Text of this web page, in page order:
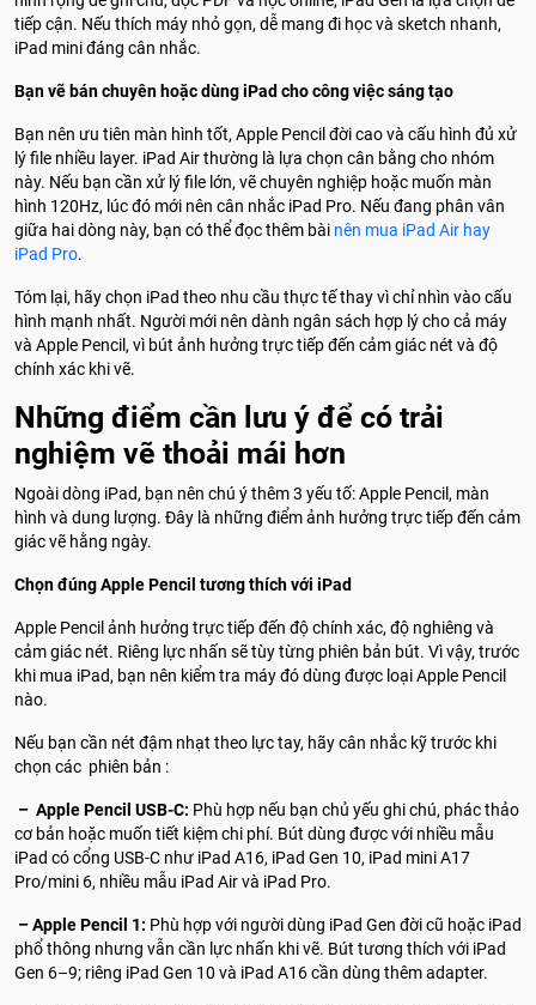
tiếp cận. Nếu thích máy nhỏ gọn, dễ mang đi học và sketch nhanh,
iPad mini đáng cân nhắc.
Bạn vẽ bán chuyên hoặc dùng iPad cho công việc sáng tạo
Bạn nên ưu tiên màn hình tốt, Apple Pencil đời cao và cấu hình đủ xử
lý file nhiều layer. iPad Air thường là lựa chọn cân bằng cho nhóm
này. Nếu bạn cần xử lý file lớn, vẽ chuyên nghiệp hoặc muốn màn
hình 120Hz, lúc đó mới nên cân nhắc iPad Pro. Nếu đang phân vân
giữa hai dòng này, bạn có thể đọc thêm bài nên mua iPad Air hay
iPad Pro.
Tóm lại, hãy chọn iPad theo nhu cầu thực tế thay vì chỉ nhìn vào cấu
hình mạnh nhất. Người mới nên dành ngân sách hợp lý cho cả máy
và Apple Pencil, vì bút ảnh hưởng trực tiếp đến cảm giác nét và độ
chính xác khi vẽ.
Những điểm cần lưu ý để có trải
nghiệm vẽ thoải mái hơn
Ngoài dòng iPad, bạn nên chú ý thêm 3 yếu tố: Apple Pencil, màn
hình và dung lượng. Đây là những điểm ảnh hưởng trực tiếp đến cảm
giác vẽ hằng ngày.
Chọn đúng Apple Pencil tương thích với iPad
Apple Pencil ảnh hưởng trực tiếp đến độ chính xác, độ nghiêng và
cảm giác nét. Riêng lực nhấn sẽ tùy từng phiên bản bút. Vì vậy, trước
khi mua iPad, bạn nên kiểm tra máy đó dùng được loại Apple Pencil
nào.
Nếu bạn cần nét đậm nhạt theo lực tay, hãy cân nhắc kỹ trước khi
chọn các phiên bản :
– Apple Pencil USB-C: Phù hợp nếu bạn chủ yếu ghi chú, phác thảo
cơ bản hoặc muốn tiết kiệm chi phí. Bút dùng được với nhiều mẫu
iPad có cổng USB-C như iPad A16, iPad Gen 10, iPad mini A17
Pro/mini 6, nhiều mẫu iPad Air và iPad Pro.
– Apple Pencil 1: Phù hợp với người dùng iPad Gen đời cũ hoặc iPad
phổ thông nhưng vẫn cần lực nhấn khi vẽ. Bút tương thích với iPad
Gen 6–9; riêng iPad Gen 10 và iPad A16 cần dùng thêm adapter.